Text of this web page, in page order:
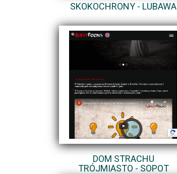
SKOKOCHRONY - LUBAWA
DOM STRACHU
TRÓJMIASTO - SOPOT